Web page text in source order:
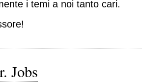
i temi a noi tanto cari.
Jobs